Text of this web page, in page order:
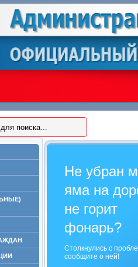
Не убран
яма на
не горит
фонарь?
Столкнулись с
сообщите о ней!